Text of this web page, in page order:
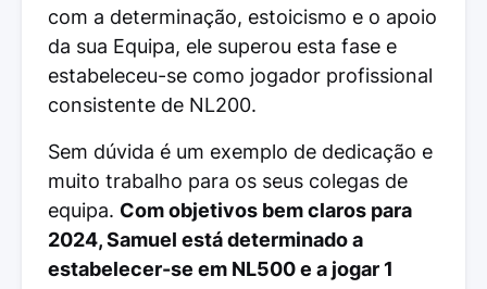
com a determinação, estoicismo e o apoio
da sua Equipa, ele superou esta fase e
estabeleceu-se como jogador profissional
consistente de NL200.
Sem dúvida é um exemplo de dedicação e
muito trabalho para os seus colegas de
equipa. Com objetivos bem claros para
2024, Samuel está determinado a
estabelecer-se em NL500 e a jogar 1